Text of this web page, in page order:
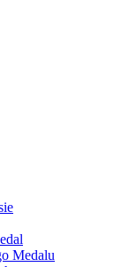
Medalu